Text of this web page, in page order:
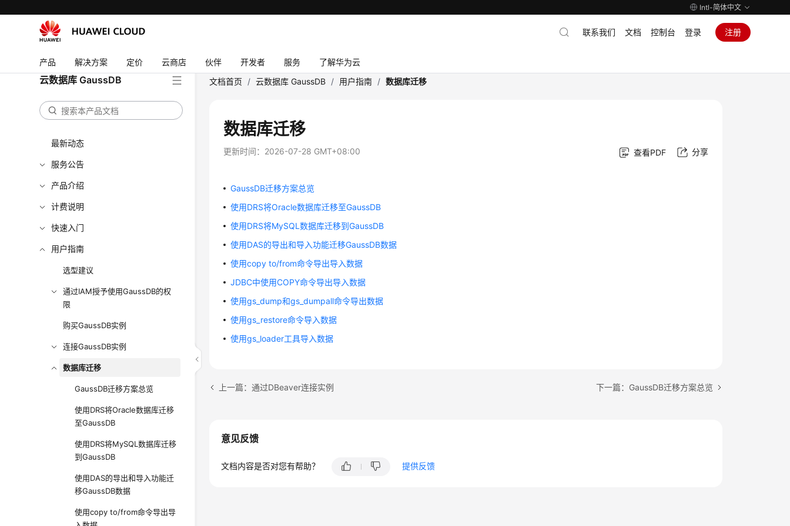
Intl-简体中文
产品 解决方案 定价 云商店 伙伴 开发者 服务 了解华为云
联系我们 文档 控制台 登录 注册
云数据库 GaussDB
最新动态
服务公告
产品介绍
计费说明
快速入门
用户指南
选型建议
通过IAM授予使用GaussDB的权
限
购买GaussDB实例
连接GaussDB实例
数据库迁移
GaussDB迁移方案总览
使用DRS将Oracle数据库迁移
至GaussDB
使用DRS将MySQL数据库迁移
到GaussDB
使用DAS的导出和导入功能迁
移GaussDB数据
使用copy to/from命令导出导
文档首页 / 云数据库 GaussDB / 用户指南 / 数据库迁移
数据库迁移
更新时间： 2026-07-28 GMT+08:00 查看PDF 分享
GaussDB迁移方案总览
使用DRS将Oracle数据库迁移至GaussDB
使用DRS将MySQL数据库迁移到GaussDB
使用DAS的导出和导入功能迁移GaussDB数据
使用copy to/from命令导出导入数据
JDBC中使用COPY命令导出导入数据
使用gs_dump和gs_dumpall命令导出数据
使用gs_restore命令导入数据
使用gs_loader工具导入数据
上一篇：通过DBeaver连接实例 下一篇：GaussDB迁移方案总览
意见反馈
文档内容是否对您有帮助？ 提供反馈